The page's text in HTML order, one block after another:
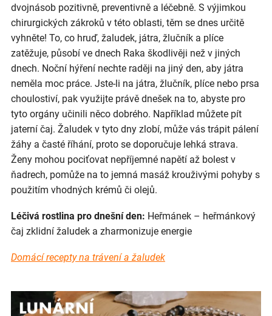
dvojnásob pozitivně, preventivně a léčebně. S výjimkou
chirurgických zákroků v této oblasti, těm se dnes určitě
vyhněte! To, co hruď, žaludek, játra, žlučník a plíce
zatěžuje, působí ve dnech Raka škodlivěji než v jiných
dnech. Noční hýření nechte raději na jiný den, aby játra
neměla moc práce. Jste-li na játra, žlučník, plíce nebo prsa
choulostiví, pak využijte právě dnešek na to, abyste pro
tyto orgány učinili něco dobrého. Například můžete pít
jaterní čaj. Žaludek v tyto dny zlobí, může vás trápit pálení
žáhy a časté říhání, proto se doporučuje lehká strava.
Ženy mohou pociťovat nepříjemné napětí až bolest v
ňadrech, pomůže na to jemná masáž krouživými pohyby s
použitím vhodných krémů či olejů.
Léčivá rostlina pro dnešní den: Heřmánek – heřmánkový
čaj zklidní žaludek a zharmonizuje energie
Domácí recepty na trávení a žaludek